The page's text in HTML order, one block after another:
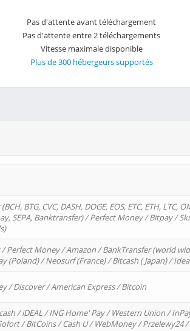
Pas d'attente avant téléchargement
Pas d'attente entre 2 téléchargements
Vitesse maximale disponible
Plus de 300 hébergeurs supportés
BTG, CVC, DASH, DOGE, EOS, ETC, ETH, LTC,
SEPA, Banktransfer) / Perfect Money / Bitpay /
Perfect Money / Amazon / BankTransfer (world
(Poland) / Neosurf (France) / Bitcash ( Japan) /
/ Discover / American Express / Bitcoin
/ iDEAL / ING Home' Pay / Western Union /
/ BitCoins / Cash U / WebMoney / Przelewy24